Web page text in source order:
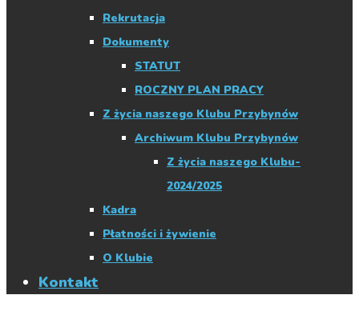
Rekrutacja
Dokumenty
STATUT
ROCZNY PLAN PRACY
Z życia naszego Klubu Przybynów
Archiwum Klubu Przybynów
Z życia naszego Klubu-
2024/2025
Kadra
Płatności i żywienie
O Klubie
Kontakt